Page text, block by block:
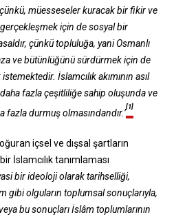
müesseseler kuracak bir fikir ve
için de sosyal bir
çünkü topluluğa, yani Osmanlı
ve bütünlüğünü sürdürmek için de
İslamcılık akımının asıl
fazla çeşitliliğe sahip oluşunda ve
durmuş olmasındandır.’
[1]
içsel ve dışsal şartların
İslamcılık tanımlaması
bir ideoloji olarak tarihselliği,
gibi olguların toplumsal sonuçlarıyla,
bu sonuçları İslâm toplumlarının